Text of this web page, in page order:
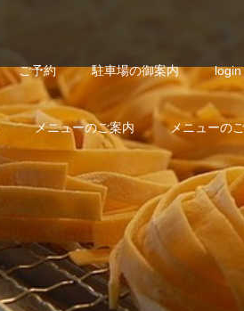
ご予約 駐車場の御案内 login
メニューのご案内 メニューの